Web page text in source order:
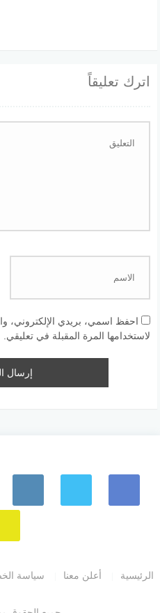
اترك تعليقاً
احفظ اسمي، بريدي الإلكتروني،
لاستخدامها المرة المقبلة في تعليقي.
الرئيسية أعلن معنا سياسة